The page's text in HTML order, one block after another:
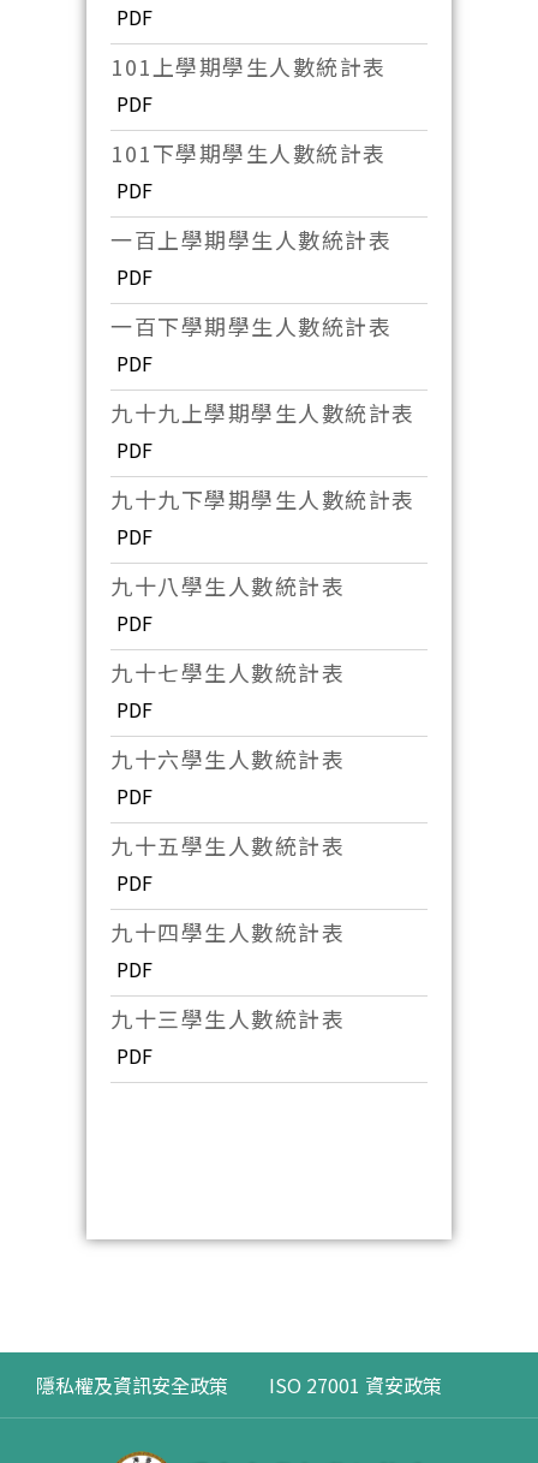
PDF
101上學期學生人數統計表
PDF
101下學期學生人數統計表
PDF
一百上學期學生人數統計表
PDF
一百下學期學生人數統計表
PDF
九十九上學期學生人數統計表
PDF
九十九下學期學生人數統計表
PDF
九十八學生人數統計表
PDF
九十七學生人數統計表
PDF
九十六學生人數統計表
PDF
九十五學生人數統計表
PDF
九十四學生人數統計表
PDF
九十三學生人數統計表
PDF
隱私權及資訊安全政策 ISO 27001 資安政策